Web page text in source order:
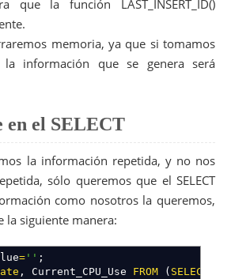
que la función LAST_INSERT_ID()
memoria, ya que si tomamos
la información que se genera será
en el SELECT
la información repetida, y no nos
sólo queremos que el SELECT
como nosotros la queremos,
la siguiente manera:
= '' ;
, Current_CPU_Use FROM ( SELECT